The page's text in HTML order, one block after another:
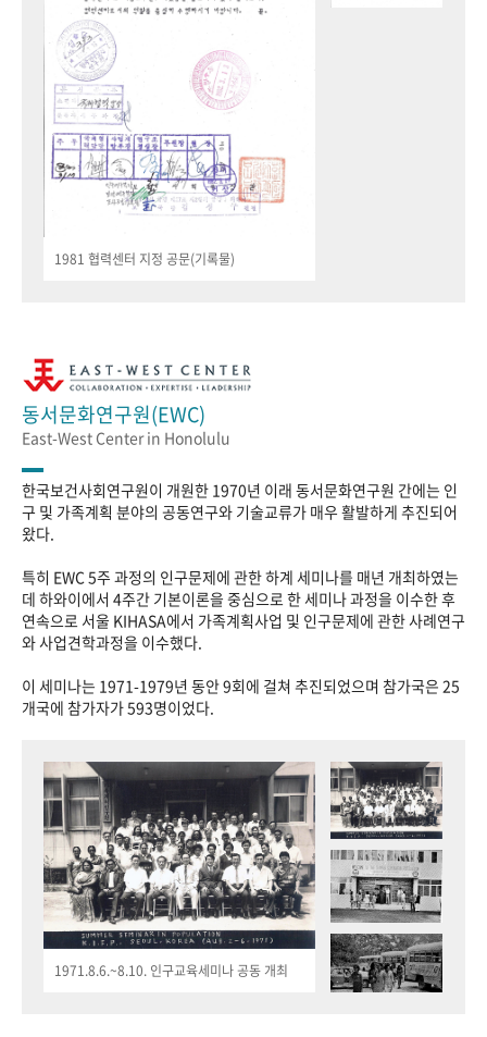
1981 협력센터 지정 공문(기록물)
동서문화연구원(EWC)
East-West Center in Honolulu
한국보건사회연구원이 개원한 1970년 이래 동서문화연구원 간에는 인
구 및 가족계획 분야의 공동연구와 기술교류가 매우 활발하게 추진되어
왔다.
특히 EWC 5주 과정의 인구문제에 관한 하계 세미나를 매년 개최하였는
데 하와이에서 4주간 기본이론을 중심으로 한 세미나 과정을 이수한 후
연속으로 서울 KIHASA에서 가족계획사업 및 인구문제에 관한 사례연구
와 사업견학과정을 이수했다.
이 세미나는 1971-1979년 동안 9회에 걸쳐 추진되었으며 참가국은 25
개국에 참가자가 593명이었다.
1971.8.6.~8.10. 인구교육세미나 공동 개최